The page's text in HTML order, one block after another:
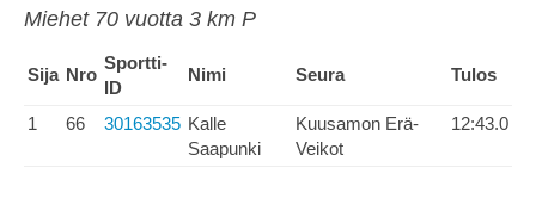
Miehet 70 vuotta 3 km P
Sija Nro
Sportti-
ID
Nimi Seura Tulos
1 66 30163535 Kalle
Saapunki
Kuusamon Erä-
Veikot
12:43.0